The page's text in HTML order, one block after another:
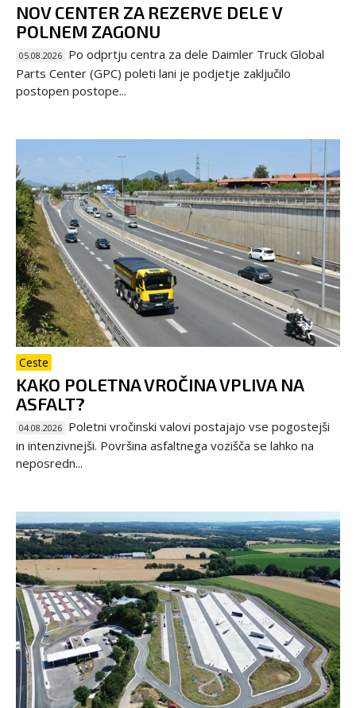
NOV CENTER ZA REZERVE DELE V
POLNEM ZAGONU
05.08.2026 Po odprtju centra za dele Daimler Truck Global
Parts Center (GPC) poleti lani je podjetje zaključilo
postopen postope...
Ceste
KAKO POLETNA VROČINA VPLIVA NA
ASFALT?
04.08.2026 Poletni vročinski valovi postajajo vse pogostejši
in intenzivnejši. Površina asfaltnega vozišča se lahko na
neposredn...